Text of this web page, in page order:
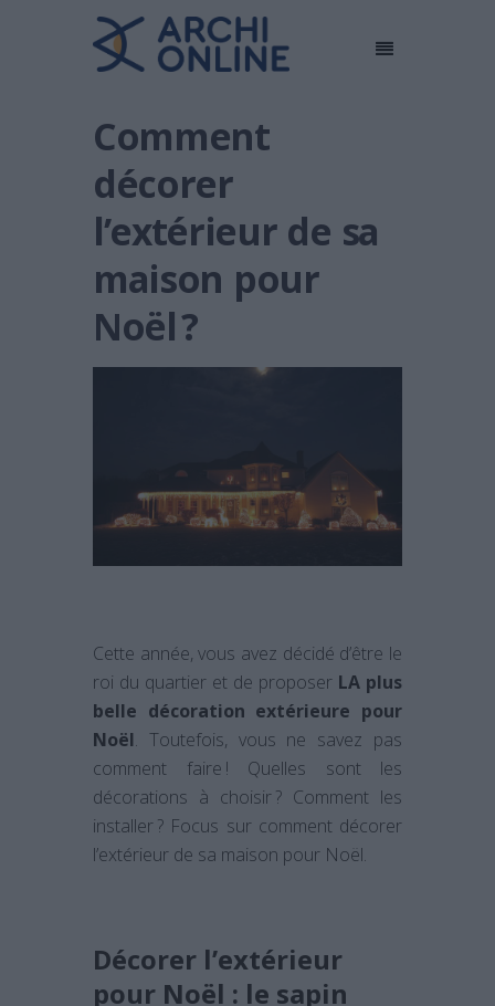
Comment
décorer
l’extérieur de sa
maison pour
Noël ?
Cette année, vous avez décidé d’être le
roi du quartier et de proposer LA plus
belle décoration extérieure pour
Noël. Toutefois, vous ne savez pas
comment faire ! Quelles sont les
décorations à choisir ? Comment les
installer ? Focus sur comment décorer
l’extérieur de sa maison pour Noël.
Décorer l’extérieur
pour Noël : le sapin